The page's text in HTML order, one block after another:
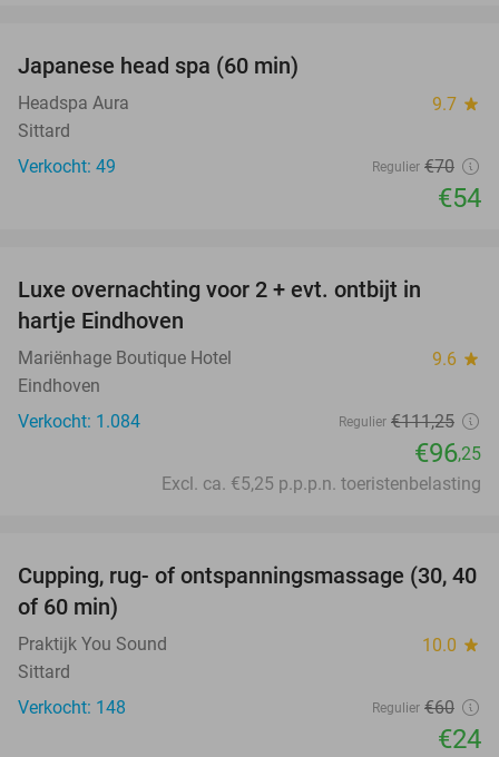
Japanese head spa (60 min)
Headspa Aura 9.7 star
Sittard
Verkocht: 49
Regulier €70
€54
Luxe overnachting voor 2 + evt. ontbijt in
hartje Eindhoven
Mariënhage Boutique Hotel 9.6 star
Eindhoven
Verkocht: 1.084
Regulier €111,25
€96,25
Excl. ca. €5,25 p.p.p.n. toeristenbelasting
60%
Cupping, rug- of ontspanningsmassage (30, 40
of 60 min)
Praktijk You Sound 10.0 star
Sittard
Verkocht: 148
Regulier €60
€24